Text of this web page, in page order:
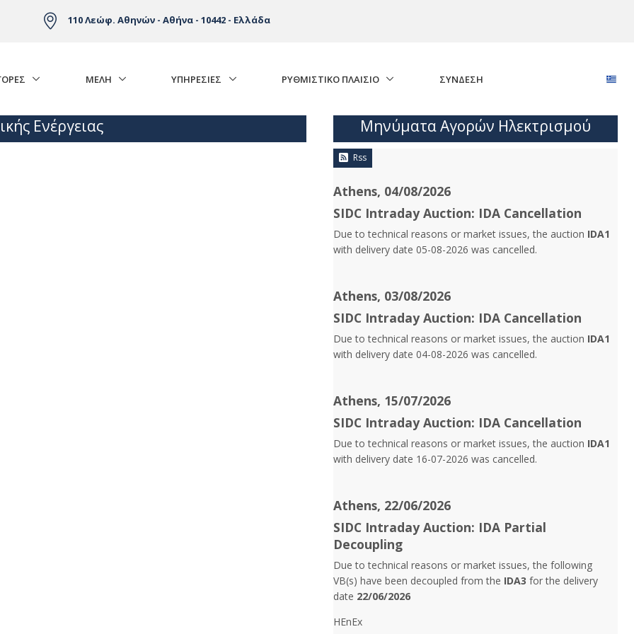
110 Λεώφ. Αθηνών - Αθήνα - 10442 - Ελλάδα
ΜΕΛΗ ΥΠΗΡΕΣΙΕΣ ΡΥΘΜΙΣΤΙΚΟ ΠΛΑΙΣΙΟ ΣΎΝΔΕΣΗ
Ενέργειας Μηνύματα Αγορών Ηλεκτρισμού
Rss
Athens, 04/08/2026
SIDC Intraday Auction: IDA Cancellation
Due to technical reasons or market issues, the auction IDA1
with delivery date 05-08-2026 was cancelled.
Athens, 03/08/2026
SIDC Intraday Auction: IDA Cancellation
Due to technical reasons or market issues, the auction IDA1
with delivery date 04-08-2026 was cancelled.
Athens, 15/07/2026
SIDC Intraday Auction: IDA Cancellation
Due to technical reasons or market issues, the auction IDA1
with delivery date 16-07-2026 was cancelled.
Athens, 22/06/2026
SIDC Intraday Auction: IDA Partial
Decoupling
Due to technical reasons or market issues, the following
VB(s) have been decoupled from the IDA3for the delivery
date 22/06/2026
HEnEx